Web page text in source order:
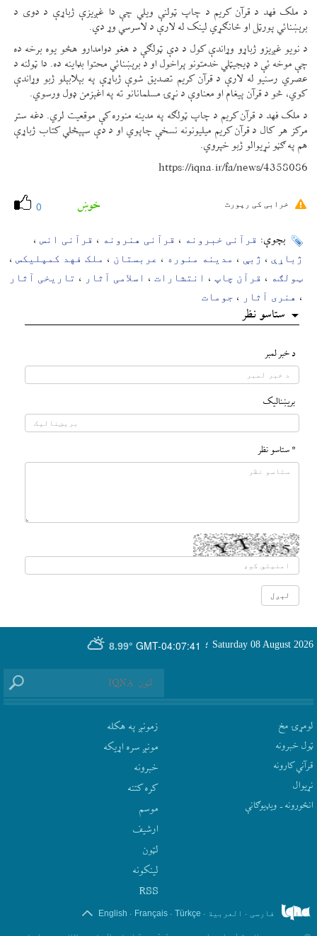
د ملک فهد د قرآن کريم د چاپ ټولنې ويلي چې دا غږيزې ژباړې د دوی د
برېښنائي پورټل او ځانګړي لينک له لارې د لاسرسي وړ دي.
د نويو غږيزو ژباړو وړاندې کول د دې ټولګې د هغو دوامدارو هڅو يوه برخه ده
چې موخه ئې د ډيجيټلي خدمتونو پراخول او د برېښنائي محتوا بډاينه ده. دا ټولنه د
عصري رسنيو له لارې د قرآن کريم تصديق شوې ژباړې په بېلابېلو ژبو وړاندې
کوي، څو د قرآن پيغام او معناوې د نړۍ مسلمانانو ته په اغېزمن ډول ورسوي.
د ملک فهد د قرآن کريم د چاپ ټولګه په مدينه منوره کې موقعيت لري. دغه ستر
مرکز هر کال د قرآن کريم ميليونونه نسخې چاپوي او د دې سپېڅلي کتاب ژباړې
هم په ګڼو نړيوالو ژبو خپروي.
https://iqna.ir/fa/news/4358086
0 خوښ خرابی کی رپورٹ
بچوې: قرآنی خبرونه ، قرآنی هنرونه ، قرآنی انس ،
ژباړې ، ژبې ، مدینه منوره ، عربستان ، ملک فهد کمپلیکس ،
ټولګه ، قرآن چاپ ، انتشارات ، اسلامی آثار ، تاریخی آثار
، هنری آثار ، جومات
ستاسو نظر
د خبر لمبر
بريښناليک
* ستاسو نظر
GMT-04:07:41
8.99° Saturday 08 August 2026 ؛
لومړۍ مخ
ټول خبرونه
قرآني کارونه
نړيوال
انځورونه ـ ویډیوګانې
زمونږ په هکله
مونږ سره اړيکه
‫خبرونه
کره کتنه
موسم
ارشيف
لټون
لينکونه
RSS
فارسی . العربیة .
Türkçe
.
Français
.
English